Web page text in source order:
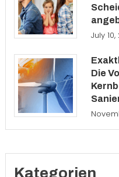
July
Die
Kategorien